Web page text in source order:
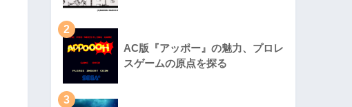
2
AC版『アッポー』の魅力、プロレ
スゲームの原点を探る
3